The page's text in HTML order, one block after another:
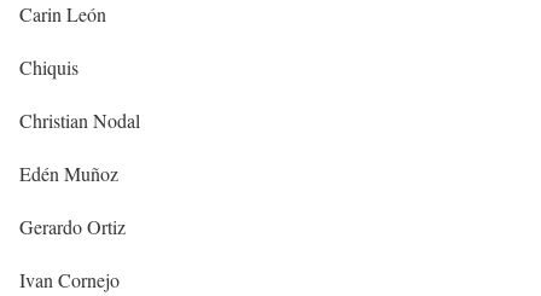
Carin León
Chiquis
Christian Nodal
Edén Muñoz
Gerardo Ortiz
Ivan Cornejo